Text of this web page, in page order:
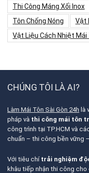
Thi Công Máng Xối Inox
Tôn Chống Nóng
Vật
Vật Liệu Cách Nhiệt Mái
CHÚNG TÔI LÀ AI?
Làm Mái Tôn Sài Gòn 24h là
pháp và thi công mái tôn
công trình tại TP.HCM và
chuẩn – thi công bền vững
Với tiêu chí trải nghiệm
khâu tiếp nhận thi công